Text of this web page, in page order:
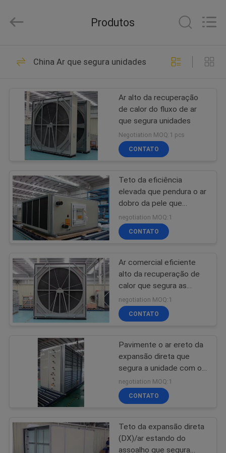
CASA
SOBRE
NÓS
DA
FÁBRICA
CONTROLE
QUALIDADE
CONTACTE-
NOS
UMAS
CITAÇÕES
NEWS
fornecedor.
ekhvacsystems.com.
modular de
refrigeração ar
38
Refrigerador de
refrigeração ar do
parafuso
Ar que segura
unidades
25
condicionador de ar
da precisão
Produtos
China Ar que segura unidades
Ar alto da recuperação
de calor do fluxo de ar
que segura unidades
Negotiation MOQ:1 pcs
CONTATO
Teto da eficiência
elevada que pendura o ar
dobro da pele que
segura a unidade 12-
754KW
negotiation MOQ:1
CONTATO
Ar comercial eficiente
alto da recuperação de
calor que segura as
unidades 150-
15000m3/h
negotiation MOQ:1
CONTATO
Pavimente o ar ereto da
expansão direta que
segura a unidade com o
condensador 30000-
60000m3h
negotiation MOQ:1
CONTATO
Teto da expansão direta
(DX)/ar estando do
assoalho que segura